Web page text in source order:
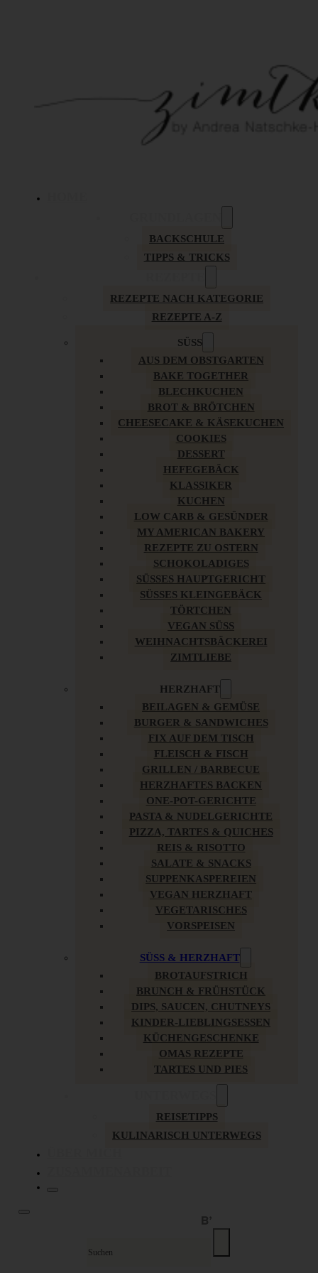
BACKSCHULE
TIPPS & TRICKS
REZEPTE NACH KATEGORIE
REZEPTE A-Z
SÜSS
AUS DEM OBSTGARTEN
BAKE TOGETHER
BLECHKUCHEN
BROT & BRÖTCHEN
CHEESECAKE & KÄSEKUCHEN
COOKIES
DESSERT
HEFEGEBÄCK
KLASSIKER
KUCHEN
LOW CARB & GESÜNDER
MY AMERICAN BAKERY
REZEPTE ZU OSTERN
SCHOKOLADIGES
SÜSSES HAUPTGERICHT
SÜSSES KLEINGEBÄCK
TÖRTCHEN
VEGAN SÜSS
WEIHNACHTSBÄCKEREI
ZIMTLIEBE
HERZHAFT
BEILAGEN & GEMÜSE
BURGER & SANDWICHES
FIX AUF DEM TISCH
FLEISCH & FISCH
GRILLEN / BARBECUE
HERZHAFTES BACKEN
ONE-POT-GERICHTE
PASTA & NUDELGERICHTE
PIZZA, TARTES & QUICHES
REIS & RISOTTO
SALATE & SNACKS
SUPPENKASPEREIEN
VEGAN HERZHAFT
VEGETARISCHES
VORSPEISEN
SÜSS & HERZHAFT
BROTAUFSTRICH
BRUNCH & FRÜHSTÜCK
DIPS, SAUCEN, CHUTNEYS
KINDER-LIEBLINGSESSEN
KÜCHENGESCHENKE
OMAS REZEPTE
TARTES UND PIES
REISETIPPS
KULINARISCH UNTERWEGS